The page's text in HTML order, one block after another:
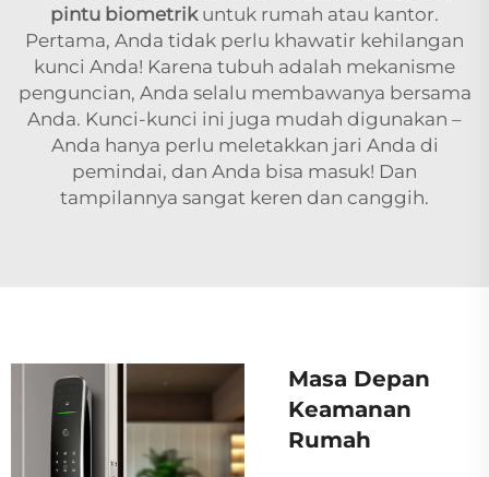
pintu biometrik untuk rumah atau kantor.
Pertama, Anda tidak perlu khawatir kehilangan
kunci Anda! Karena tubuh adalah mekanisme
penguncian, Anda selalu membawanya bersama
Anda. Kunci-kunci ini juga mudah digunakan –
Anda hanya perlu meletakkan jari Anda di
pemindai, dan Anda bisa masuk! Dan
tampilannya sangat keren dan canggih.
Masa Depan
Keamanan
Rumah